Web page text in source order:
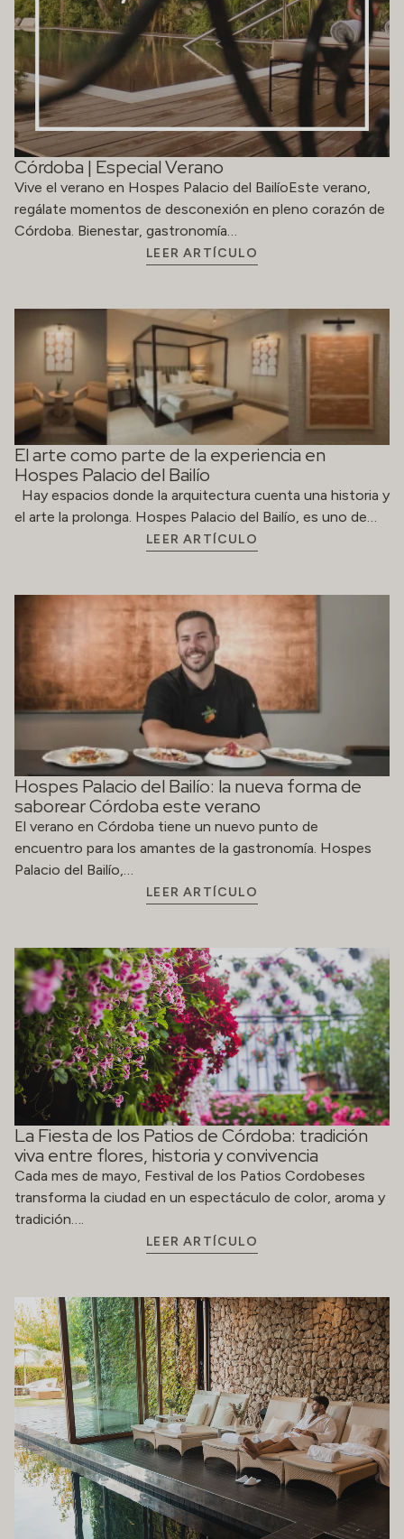
Córdoba | Especial Verano
Vive el verano en Hospes Palacio del BailíoEste verano,
regálate momentos de desconexión en pleno corazón de
Córdoba. Bienestar, gastronomía…
LEER ARTÍCULO
El arte como parte de la experiencia en
Hospes Palacio del Bailío
Hay espacios donde la arquitectura cuenta una historia y
el arte la prolonga. Hospes Palacio del Bailío, es uno de…
LEER ARTÍCULO
Hospes Palacio del Bailío: la nueva forma de
saborear Córdoba este verano
El verano en Córdoba tiene un nuevo punto de
encuentro para los amantes de la gastronomía. Hospes
Palacio del Bailío,…
LEER ARTÍCULO
La Fiesta de los Patios de Córdoba: tradición
viva entre flores, historia y convivencia
Cada mes de mayo, Festival de los Patios Cordobeses
transforma la ciudad en un espectáculo de color, aroma y
tradición….
LEER ARTÍCULO